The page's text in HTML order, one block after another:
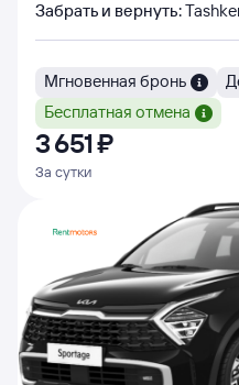
Забрать и вернуть:
Мгновенная бронь
Бесплатная отмена
3 ⁠651 ⁠₽
За сутки